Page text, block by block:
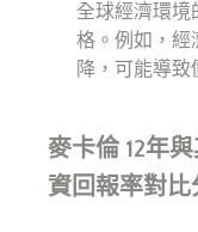
全球經濟環境
格。例如，經
降，可能導致
麥卡倫 12年
資回報率對比